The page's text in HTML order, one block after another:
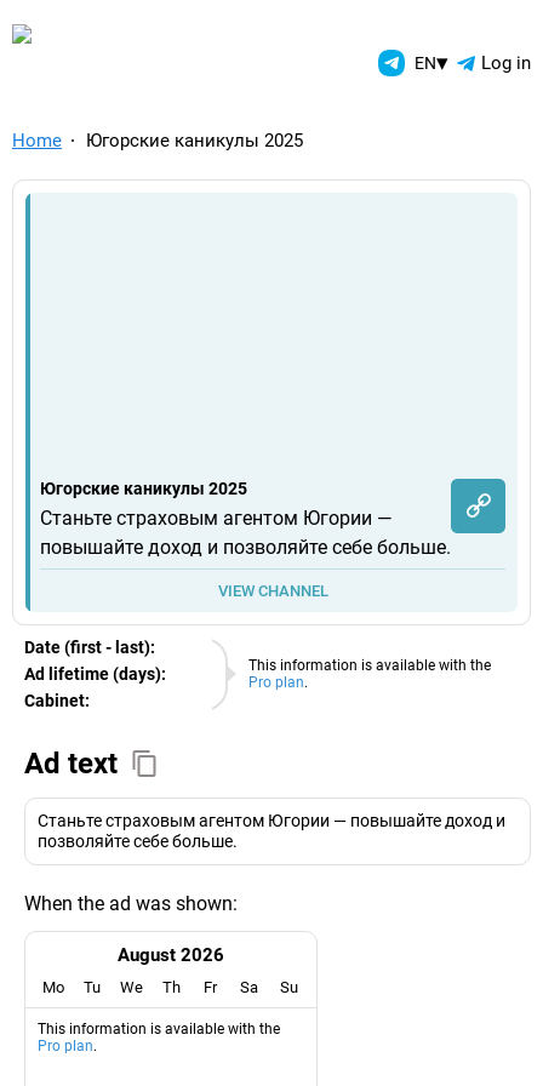
TelegramAds.com — EN▾ Log in
Home Югорские каникулы 2025
Югорские каникулы 2025
Станьте страховым агентом Югории —
повышайте доход и позволяйте себе больше.
VIEW CHANNEL
This information is available with the
Pro plan.
Date (first - last):
06.08.2026
Ad lifetime (days):
Cabinet:
EURO
Ad text
Станьте страховым агентом Югории — повышайте доход и
позволяйте себе больше.
When the ad was shown:
August 2026
Mo Tu We Th Fr Sa Su
This information is available with the
Pro plan.